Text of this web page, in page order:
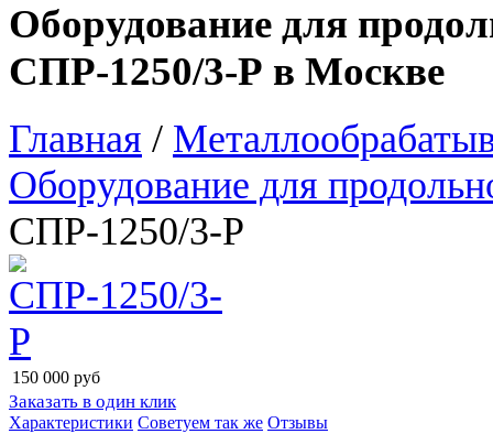
Оборудование для
СПР-1250/3-Р в Москве
Главная /
Оборудование для
СПР-1250/3-Р
150 000 руб
Заказать в один клик
Характеристики Советуем так же Отзывы